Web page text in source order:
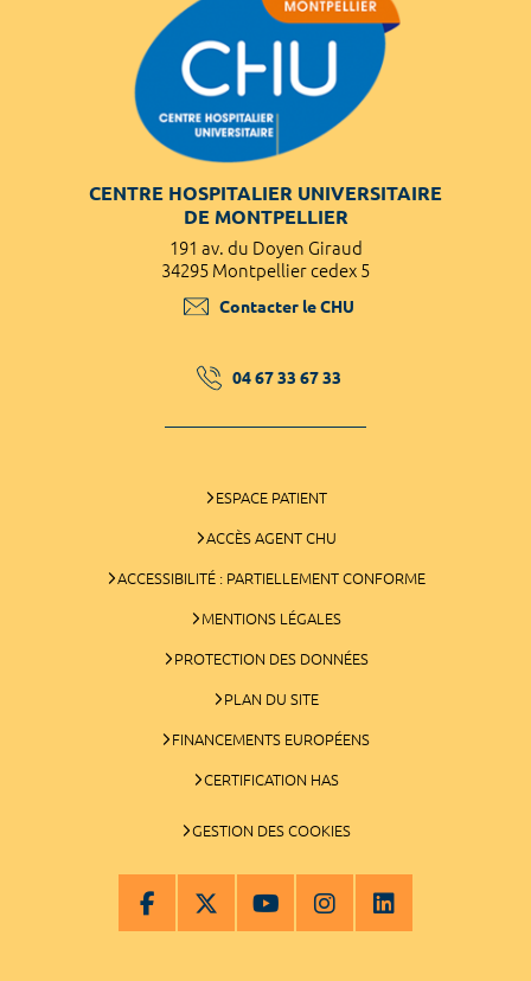
CENTRE HOSPITALIER UNIVERSITAIRE
DE MONTPELLIER
191 av. du Doyen Giraud
34295 Montpellier cedex 5
Contacter le CHU
04 67 33 67 33
ESPACE PATIENT
ACCÈS AGENT CHU
ACCESSIBILITÉ : PARTIELLEMENT CONFORME
MENTIONS LÉGALES
PROTECTION DES DONNÉES
PLAN DU SITE
FINANCEMENTS EUROPÉENS
CERTIFICATION HAS
GESTION DES COOKIES